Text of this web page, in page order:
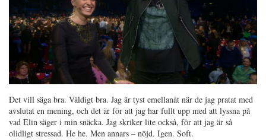
Det vill säga bra. Väldigt bra. Jag är tyst emellanåt när de jag pratat med
avslutat en mening, och det är för att jag har fullt upp med att lyssna på
vad Elin säger i min snäcka. Jag skriker lite också, för att jag är så
olidligt stressad. He he. Men annars – nöjd. Igen. Soft.